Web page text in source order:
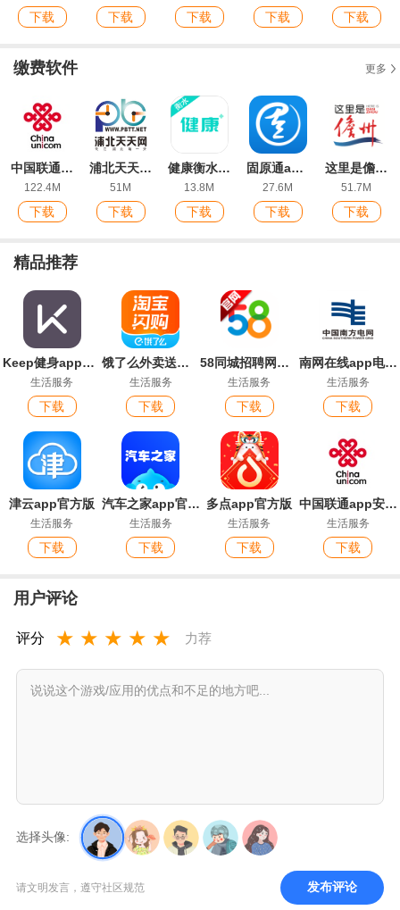
下载 下载 下载 下载 下载
缴费软件 更多
中国联通app安卓版
122.4M
下载
浦北天天网招聘信息app最新版
51M
下载
健康衡水免疫规划信息管理系统
13.8M
下载
固原通app最新版
27.6M
下载
这里是儋州今日新闻最新版
51.7M
下载
精品推荐
Keep健身app官方版
生活服务
下载
饿了么外卖送餐app(淘宝闪购)
生活服务
下载
58同城招聘网找工作app安卓版
生活服务
下载
南网在线app电费查缴软件
生活服务
下载
津云app官方版
生活服务
下载
汽车之家app官方版
生活服务
下载
多点app官方版
生活服务
下载
中国联通app安卓版
生活服务
下载
用户评论
评分 ★ ★ ★ ★ ★ 力荐
选择头像:
请文明发言，遵守社区规范 发布评论